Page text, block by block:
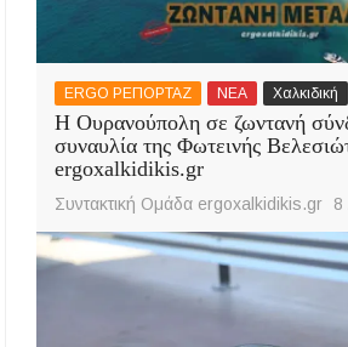
ERGO ΡΕΠΟΡΤΑΖ ΝΕΑ Χαλκιδική
Η Ουρανούπολη σε ζωντανή
συναυλία της Φωτεινής
ergoxalkidikis.gr
Συντακτική Ομάδα ergoxalkidikis.gr 8